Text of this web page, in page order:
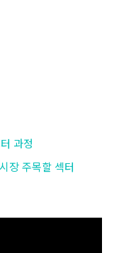
과정
장 주목할 섹터